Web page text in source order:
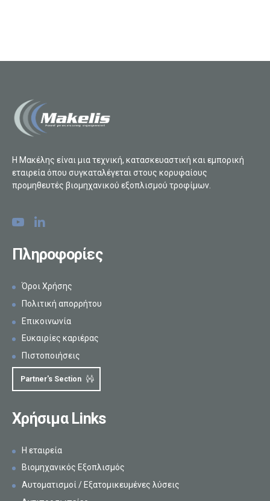
Η Μακέλης είναι μια τεχνική, κατασκευαστική και εμπορική
εταιρεία όπου συγκαταλέγεται στους κορυφαίους
προμηθευτές βιομηχανικού εξοπλισμού τροφίμων.
Πληροφορίες
Όροι Χρήσης
Πολιτική απορρήτου
Επικοινωνία
Ευκαιρίες καριέρας
Πιστοποιήσεις
Partner's Section
Χρήσιμα Links
Η εταιρεία
Βιομηχανικός Εξοπλισμός
Αυτοματισμοί / Εξατομικευμένες λύσεις